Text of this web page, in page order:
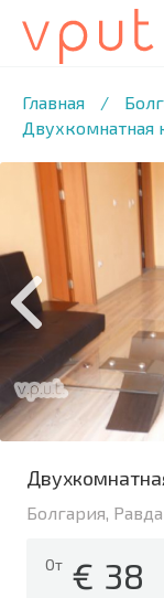
Главная /
Двухкомнатная
/20 ФОТО
Болгария, Равда
От € 38